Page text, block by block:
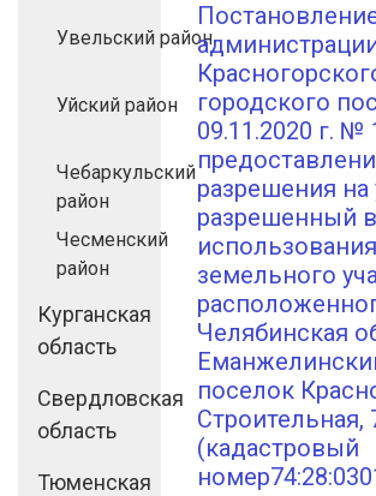
Увельский район
Уйский район
Чебаркульский
район
Чесменский
район
Курганская
область
Свердловская
область
Тюменская
городского
09.11.2020 г. №
разрешения на
разрешенный
использования
земельного
Челябинская
поселок
Строительная,
(кадастровый